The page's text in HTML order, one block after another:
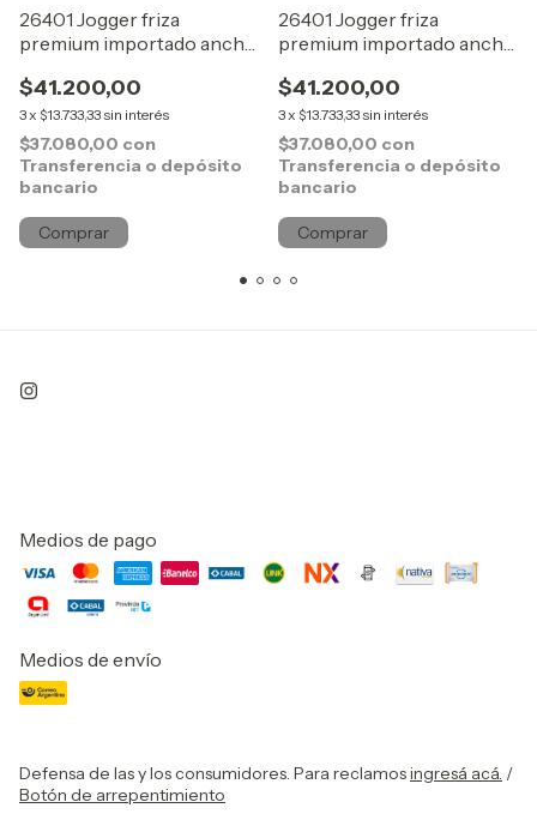
26401 Jogger friza
premium importado ancho
$41.200,00
3 x $13.733,33 sin interés
$37.080,00 con
Transferencia o depósito
bancario
Comprar
26401 Jogger friza
premium importado ancho
$41.200,00
3 x $13.733,33 sin interés
$37.080,00 con
Transferencia o depósito
bancario
Comprar
Medios de pago
Medios de envío
Defensa de las y los consumidores. Para reclamosingresá acá. /
Botón de arrepentimiento